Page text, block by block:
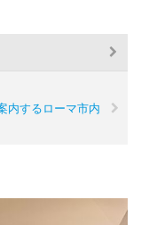
内するローマ市内